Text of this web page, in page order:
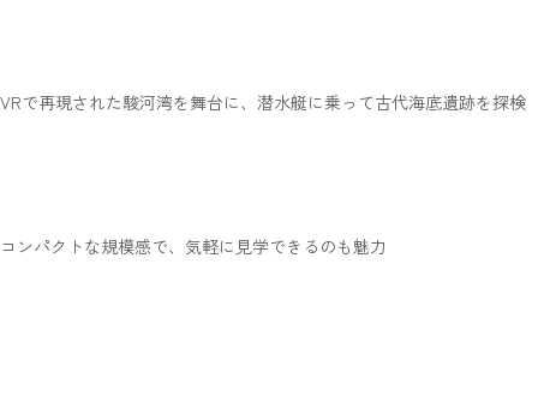
VRで再現された駿河湾を舞台に、潜水艇に乗って古代海底遺跡を探検
コンパクトな規模感で、気軽に見学できるのも魅力